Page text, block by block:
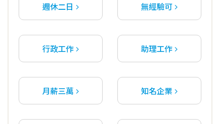
週休二日 無經驗可
行政工作 助理工作
月薪三萬 知名企業